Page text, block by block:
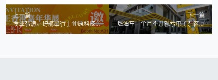
上一篇
专业智造，护航出行 | 仲康科技诚
邀您相约正香港嘉年华
下一篇
燃油车一个月不开就亏电了？这份
自救指南请收好！